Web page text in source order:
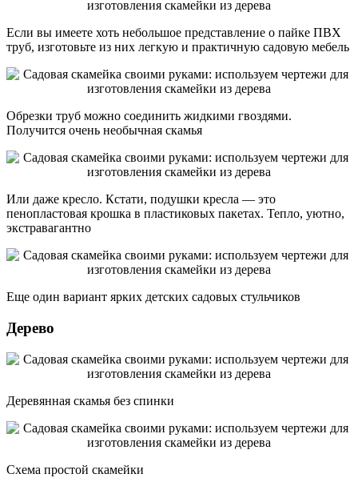
Если вы имеете хоть небольшое представление о пайке ПВХ
труб, изготовьте из них легкую и практичную садовую мебель
Обрезки труб можно соединить жидкими гвоздями.
Получится очень необычная скамья
Или даже кресло. Кстати, подушки кресла — это
пенопластовая крошка в пластиковых пакетах. Тепло, уютно,
экстравагантно
Еще один вариант ярких детских садовых стульчиков
Дерево
Деревянная скамья без спинки
Схема простой скамейки